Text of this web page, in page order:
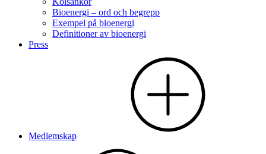
Bioenergi – ord och begrepp
Exempel på bioenergi
Definitioner av bioenergi
Press
Medlemskap